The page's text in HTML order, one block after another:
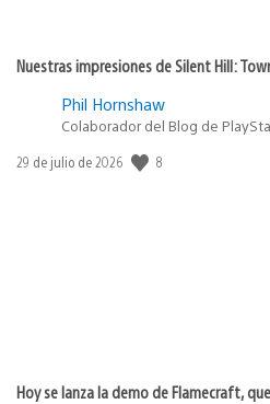
Nuestras impresiones de Silent Hill:
Phil Hornshaw
Colaborador del Blog de
Fecha
29 de julio de 2026 8
Hoy se lanza la demo de Flamecraft,